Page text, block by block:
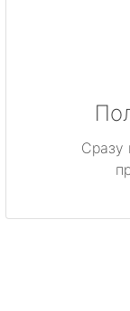
Сразу